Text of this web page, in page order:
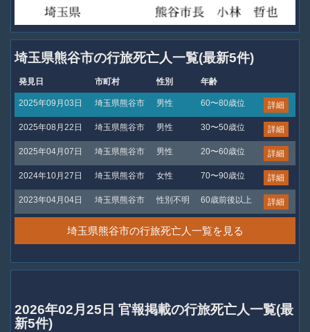
埼玉県熊谷市の行旅死亡人一覧(最新5件)
発見日 市町村 性別 年齢
2025年09月03日 埼玉県熊谷市 男性 60〜80歳位 詳細
2025年08月22日 埼玉県熊谷市 男性 30〜50歳位 詳細
2025年04月07日 埼玉県熊谷市 男性 20〜60歳位 詳細
2024年10月27日 埼玉県熊谷市 女性 70〜90歳位 詳細
2023年04月04日 埼玉県熊谷市 性別不明 60歳前後以上 詳細
埼玉県熊谷市の行旅死亡人一覧を見る
2026年02月25日 官報掲載の行旅死亡人一覧(最
新5件)